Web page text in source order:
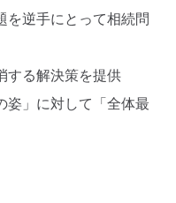
手にとって相続問
る解決策を提供
に対して「全体最